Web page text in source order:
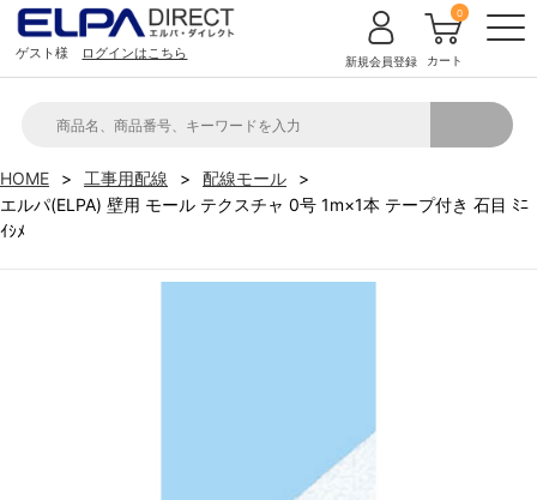
ゲスト様 ログインはこちら 新規会員登録 カート
0
HOME 工事用配線
配線モール
エルパ(ELPA) 壁用 モール テクスチャ 0号 1m×1本 テープ付き 石目 ﾐﾆ
ｲｼﾒ